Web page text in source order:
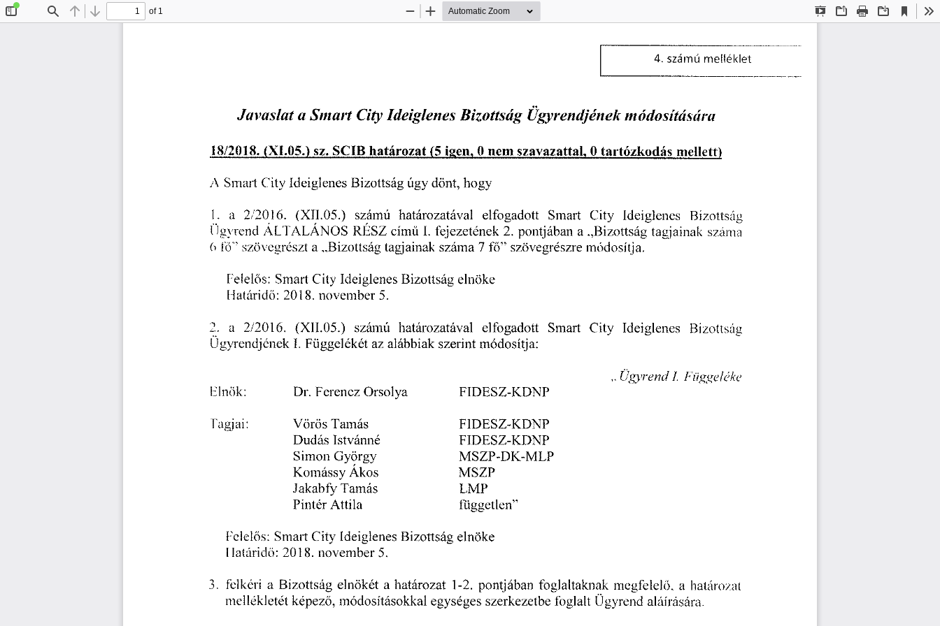
Find Previous
Next
of 1
Presentation
OpenPrint Download
Current
View
Zoom
Zoom
4. számú melléklet
Javaslat a Smart City Ideiglenes Bizottság Ügyrendjének módosítására
18/2018. (X1.05.) sz. SCIB határozat (5 igen, 0 nem szavazattal, 0 tartózkodás mellett)
A Smart City Ideiglenes Bizottság úgy dönt, hogy
I. a 2/2016. (XII.05.) számú határozatával elfogadott Smart City Ideiglenes
Bizottság
Eigyrend ÁLTALÁNOS RÉSZ című I. fejezetének 2. pontjában a „Bizottság tagjainak száma
6 lb" szövegrészt a „Bizottság tagjainak száma 7 ő" szövegrészre módosítja.
Felelös: Smart City Ideiglenes Bizottság elnöke
Elatáridö: 2018. november 5.
2. a 2/2016. (X11.05.) számú határozatával elfogadott Smart City Ideiglenes
Bizottság
ügyrendjének I. Függelékét az alábbiak szerint módosítja:
,.ügyrend I. Fi/g gelcike
Elnök:
Dr. Ferencz Orsolya FIDESZ-KDNP
Tagjai: Vörös Tamás
FIDESZ-KDNP
Dudás Istvánné
FIDESZ-KDNP
Simon György
MSZP-DK-MLP
Komássy Ákos
MSZP
Jakabfy Tamás
LMP
Pintér Attila független"
Felelős: Smart City Ideiglenes Bizottság elnöke
Ilatáridö: 2018. november 5.
3 felkéri a Bizottság elnökét a határozat 1-2. pontjában foglaltaknak megfelelő , a határozat
mellékletét képező , módosításokkal egységes szerkezetbe foglalt ügyrend aláírására.